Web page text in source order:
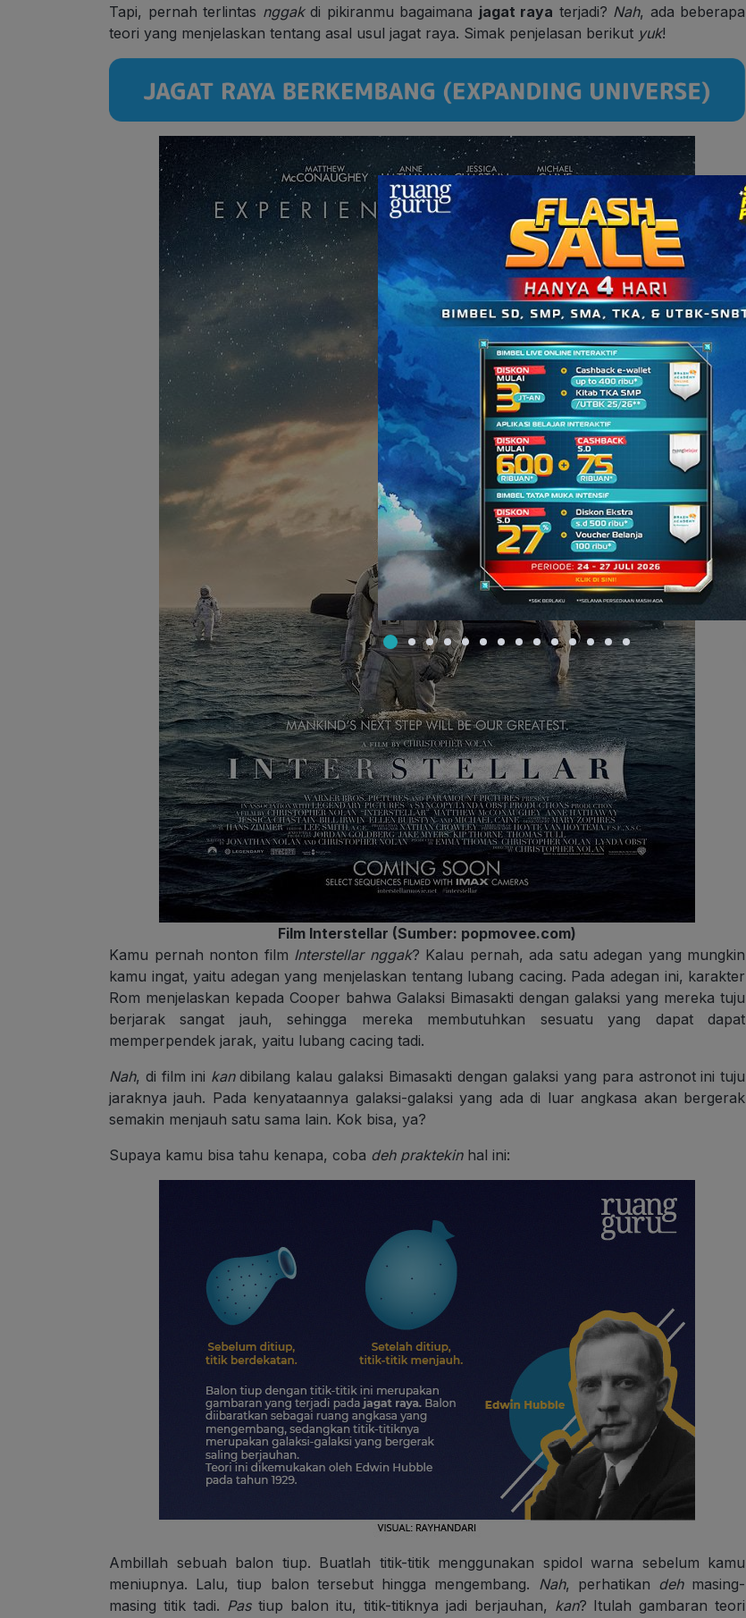
Tapi, pernah terlintas nggakdi pikiranmu bagaimana jagat raya terjadi? Nah, ada beberapa
teori yang menjelaskan tentang asal usul jagat raya. Simak penjelasan berikut yuk!
Film Interstellar (Sumber: popmovee.com)
Kamu pernah nonton film Interstellar nggak? Kalau pernah, ada satu adegan yang mungkin
kamu ingat, yaitu adegan yang menjelaskan tentang lubang cacing. Pada adegan ini, karakter
Rom menjelaskan kepada Cooper bahwa Galaksi Bimasakti dengan galaksi yang mereka tuju
berjarak sangat jauh, sehingga mereka membutuhkan sesuatu yang dapat dapat
memperpendek jarak, yaitu lubang cacing tadi.
Nah, di film ini kandibilang kalau galaksi Bimasakti dengan galaksi yang para astronot ini tuju
jaraknya jauh. Pada kenyataannya galaksi-galaksi yang ada di luar angkasa akan bergerak
semakin menjauh satu sama lain. Kok bisa, ya?
Supaya kamu bisa tahu kenapa, coba deh praktekinhal ini:
Ambillah sebuah balon tiup. Buatlah titik-titik menggunakan spidol warna sebelum kamu
meniupnya. Lalu, tiup balon tersebut hingga mengembang. Nah, perhatikan deh masing-
masing titik tadi. Pastiup balon itu, titik-titiknya jadi berjauhan, kan? Itulah gambaran teori